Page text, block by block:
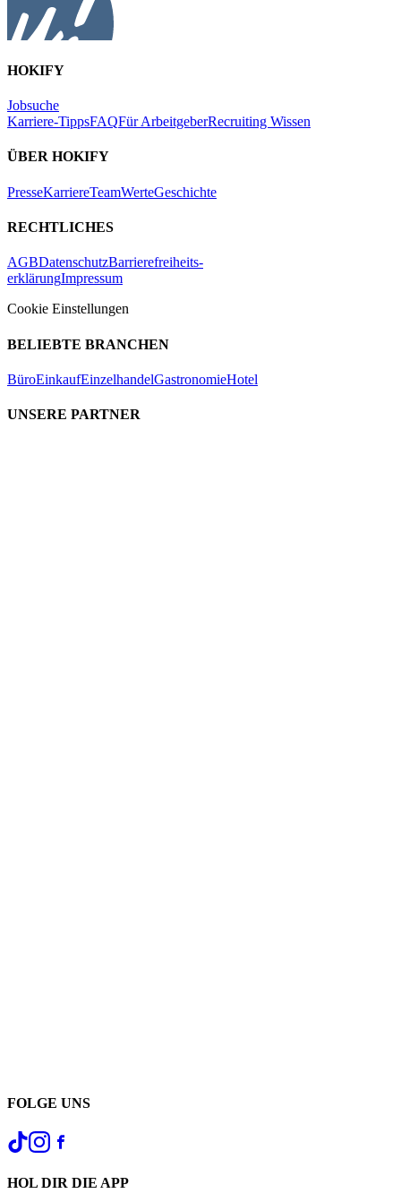
HOKIFY
Jobsuche
Karriere-TippsFAQFür ArbeitgeberRecruiting Wissen
ÜBER HOKIFY
PresseKarriereTeamWerteGeschichte
RECHTLICHES
AGBDatenschutzBarrierefreiheits-
erklärungImpressum
Cookie Einstellungen
BELIEBTE BRANCHEN
BüroEinkaufEinzelhandelGastronomieHotel
UNSERE PARTNER
FOLGE UNS
HOL DIR DIE APP